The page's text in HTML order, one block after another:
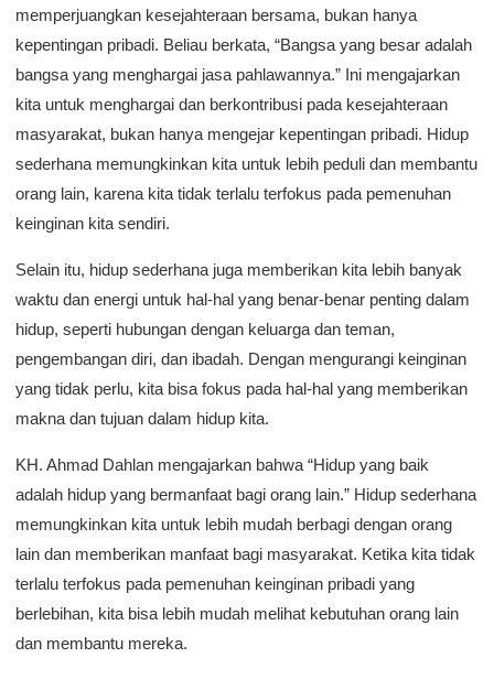
memperjuangkan kesejahteraan bersama, bukan hanya
kepentingan pribadi. Beliau berkata, “Bangsa yang besar adalah
bangsa yang menghargai jasa pahlawannya.” Ini mengajarkan
kita untuk menghargai dan berkontribusi pada kesejahteraan
masyarakat, bukan hanya mengejar kepentingan pribadi. Hidup
sederhana memungkinkan kita untuk lebih peduli dan membantu
orang lain, karena kita tidak terlalu terfokus pada pemenuhan
keinginan kita sendiri.
Selain itu, hidup sederhana juga memberikan kita lebih banyak
waktu dan energi untuk hal-hal yang benar-benar penting dalam
hidup, seperti hubungan dengan keluarga dan teman,
pengembangan diri, dan ibadah. Dengan mengurangi keinginan
yang tidak perlu, kita bisa fokus pada hal-hal yang memberikan
makna dan tujuan dalam hidup kita.
KH. Ahmad Dahlan mengajarkan bahwa “Hidup yang baik
adalah hidup yang bermanfaat bagi orang lain.” Hidup sederhana
memungkinkan kita untuk lebih mudah berbagi dengan orang
lain dan memberikan manfaat bagi masyarakat. Ketika kita tidak
terlalu terfokus pada pemenuhan keinginan pribadi yang
berlebihan, kita bisa lebih mudah melihat kebutuhan orang lain
dan membantu mereka.